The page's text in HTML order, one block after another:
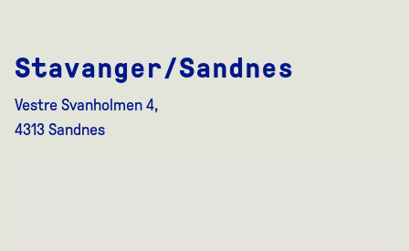
Stavanger/Sandnes
Vestre Svanholmen 4,
4313 Sandnes